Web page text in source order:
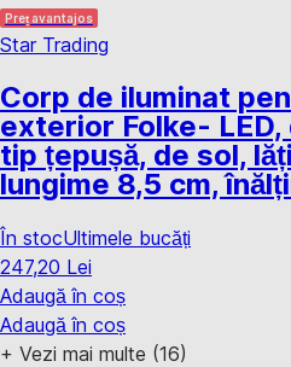
Preț avantajos
Star Trading
Corp de iluminat
exterior Folke-
tip țepușă, de sol,
lungime 8,5 cm,
În stocUltimele bucăți
247,20 Lei
Adaugă în coș
Adaugă în coș
+ Vezi mai multe (16)